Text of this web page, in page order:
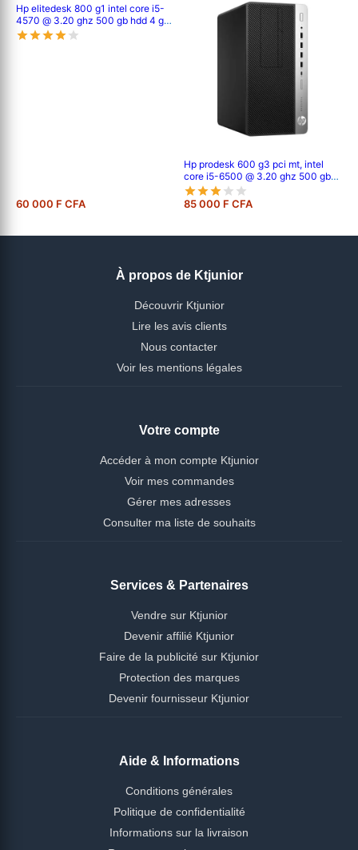
Hp elitedesk 800 g1 intel core i5-
4570 @ 3.20 ghz 500 gb hdd 4 gb
pc3l 4eme génération
60 000 F CFA
Hp prodesk 600 g3 pci mt, intel
core i5-6500 @ 3.20 ghz 500 gb
hdd - 8 gb pc4 6eme génération
85 000 F CFA
À propos de Ktjunior
Découvrir Ktjunior
Lire les avis clients
Nous contacter
Voir les mentions légales
Votre compte
Accéder à mon compte Ktjunior
Voir mes commandes
Gérer mes adresses
Consulter ma liste de souhaits
Services & Partenaires
Vendre sur Ktjunior
Devenir affilié Ktjunior
Faire de la publicité sur Ktjunior
Protection des marques
Devenir fournisseur Ktjunior
Aide & Informations
Conditions générales
Politique de confidentialité
Informations sur la livraison